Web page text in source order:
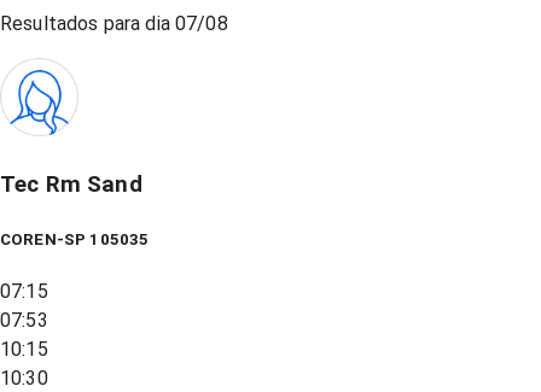
Resultados para dia07/08
Tec Rm Sand
COREN-SP 105035
07:15
07:53
10:15
10:30